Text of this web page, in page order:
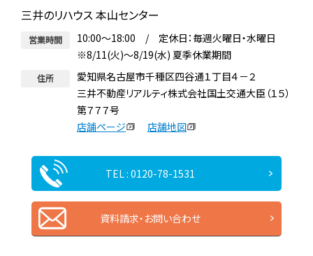
三井のリハウス 本山センター
営業時間
10:00～18:00 / 定休日：毎週火曜日・水曜日
※8/11(火)～8/19(水) 夏季休業期間
住所
愛知県名古屋市千種区四谷通１丁目４－２
三井不動産リアルティ株式会社国土交通大臣（１５）
第７７７号
店舗ページ
店舗地図
TEL : 0120-78-1531
資料請求・お問い合わせ